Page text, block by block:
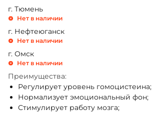
г. Тюмень
Нет в наличии
г. Нефтеюганск
Нет в наличии
г. Омск
Нет в наличии
Преимущества:
Регулирует уровень гомоцистеина;
Нормализует эмоциональный фон;
Стимулирует работу мозга;